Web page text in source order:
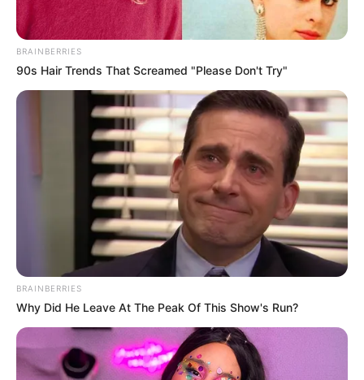
BRAINBERRIES
90s Hair Trends That Screamed "Please Don't Try"
BRAINBERRIES
Why Did He Leave At The Peak Of This Show's Run?